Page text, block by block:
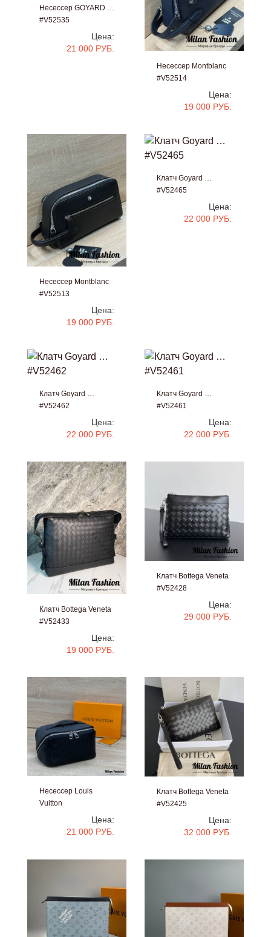
Несессер GOYARD …
#V52535
Цена:
21 000 РУБ.
Несессер Montblanc
#V52514
Цена:
19 000 РУБ.
Несессер Montblanc
#V52513
Цена:
19 000 РУБ.
Клатч Goyard …
#V52465
Цена:
22 000 РУБ.
Клатч Goyard …
#V52462
Цена:
22 000 РУБ.
Клатч Goyard …
#V52461
Цена:
22 000 РУБ.
Клатч Bottega Veneta
#V52433
Цена:
19 000 РУБ.
Клатч Bottega Veneta
#V52428
Цена:
29 000 РУБ.
Несессер Louis
Vuitton
Цена:
21 000 РУБ.
Клатч Bottega Veneta
#V52425
Цена:
32 000 РУБ.